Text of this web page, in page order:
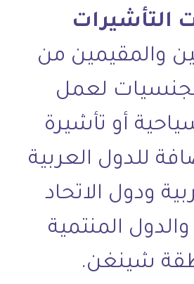
التأشيرات
والمقيمين من
لعمل
أو تأشيرة
للدول العربية
ودول الاتحاد
والدول المنتمية
شينغن.